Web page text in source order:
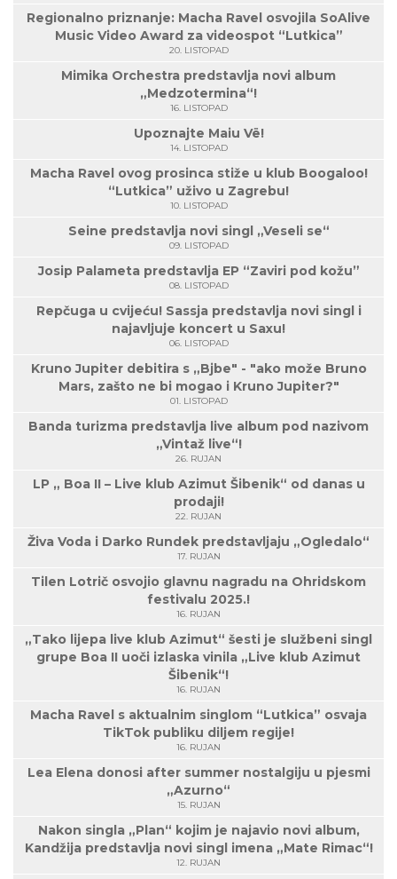
Regionalno priznanje: Macha Ravel osvojila SoAlive
Music Video Award za videospot “Lutkica”
20. LISTOPAD
Mimika Orchestra predstavlja novi album
„Medzotermina“!
16. LISTOPAD
Upoznajte Maiu Vë!
14. LISTOPAD
Macha Ravel ovog prosinca stiže u klub Boogaloo!
“Lutkica” uživo u Zagrebu!
10. LISTOPAD
Seine predstavlja novi singl „Veseli se“
09. LISTOPAD
Josip Palameta predstavlja EP “Zaviri pod kožu”
08. LISTOPAD
Repčuga u cvijeću! Sassja predstavlja novi singl i
najavljuje koncert u Saxu!
06. LISTOPAD
Kruno Jupiter debitira s „Bjbe" - "ako može Bruno
Mars, zašto ne bi mogao i Kruno Jupiter?"
01. LISTOPAD
Banda turizma predstavlja live album pod nazivom
„Vintaž live“!
26. RUJAN
LP „ Boa II – Live klub Azimut Šibenik“ od danas u
prodaji!
22. RUJAN
Živa Voda i Darko Rundek predstavljaju „Ogledalo“
17. RUJAN
Tilen Lotrič osvojio glavnu nagradu na Ohridskom
festivalu 2025.!
16. RUJAN
„Tako lijepa live klub Azimut“ šesti je službeni singl
grupe Boa II uoči izlaska vinila „Live klub Azimut
Šibenik“!
16. RUJAN
Macha Ravel s aktualnim singlom “Lutkica” osvaja
TikTok publiku diljem regije!
16. RUJAN
Lea Elena donosi after summer nostalgiju u pjesmi
„Azurno“
15. RUJAN
Nakon singla „Plan“ kojim je najavio novi album,
Kandžija predstavlja novi singl imena „Mate Rimac“!
12. RUJAN